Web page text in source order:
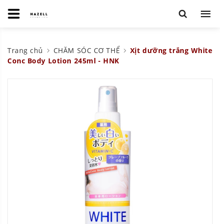
Trang chủ CHĂM SÓC CƠ THỂ
Xịt dưỡng trắng White
Conc Body Lotion 245ml - HNK